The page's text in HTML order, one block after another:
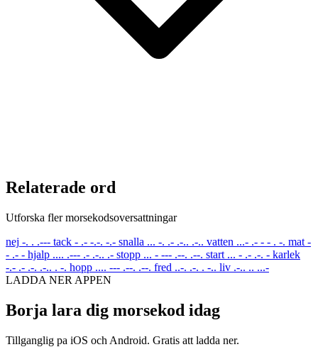
Relaterade ord
Utforska fler morsekodsoversattningar
nej -. . .--- tack - .- -.-. -.- snalla ... -. .- .-.. .-.. vatten ...- .- - - . -. mat -
- .- - hjalp .... .--- .- .-.. .- stopp ... - --- .--. .--. start ... - .- .-. - karlek
-.- .- .-. .-.. . -. hopp .... --- .--. .--. fred ..-. .-. . -.. liv .-.. .. ...-
LADDA NER APPEN
Borja lara dig morsekod idag
Tillganglig pa iOS och Android. Gratis att ladda ner.